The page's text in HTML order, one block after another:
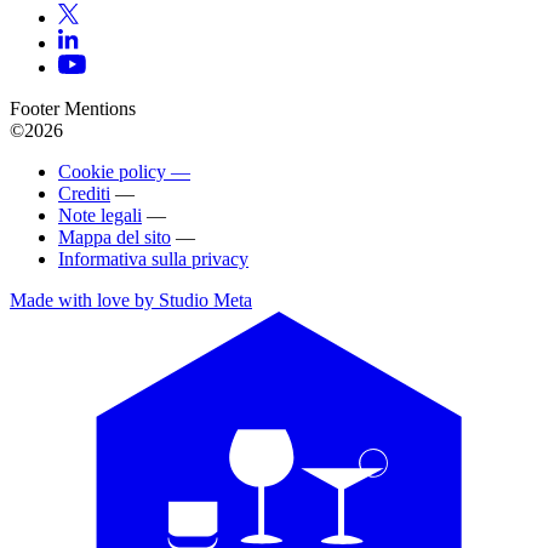
Footer Mentions
©2026
Cookie policy —
Crediti —
Note legali —
Mappa del sito —
Informativa sulla privacy
Made with love by Studio Meta